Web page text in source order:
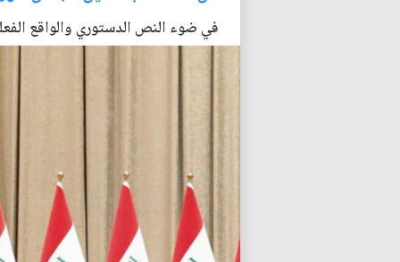
في ضوء النص الدستوري والواقع